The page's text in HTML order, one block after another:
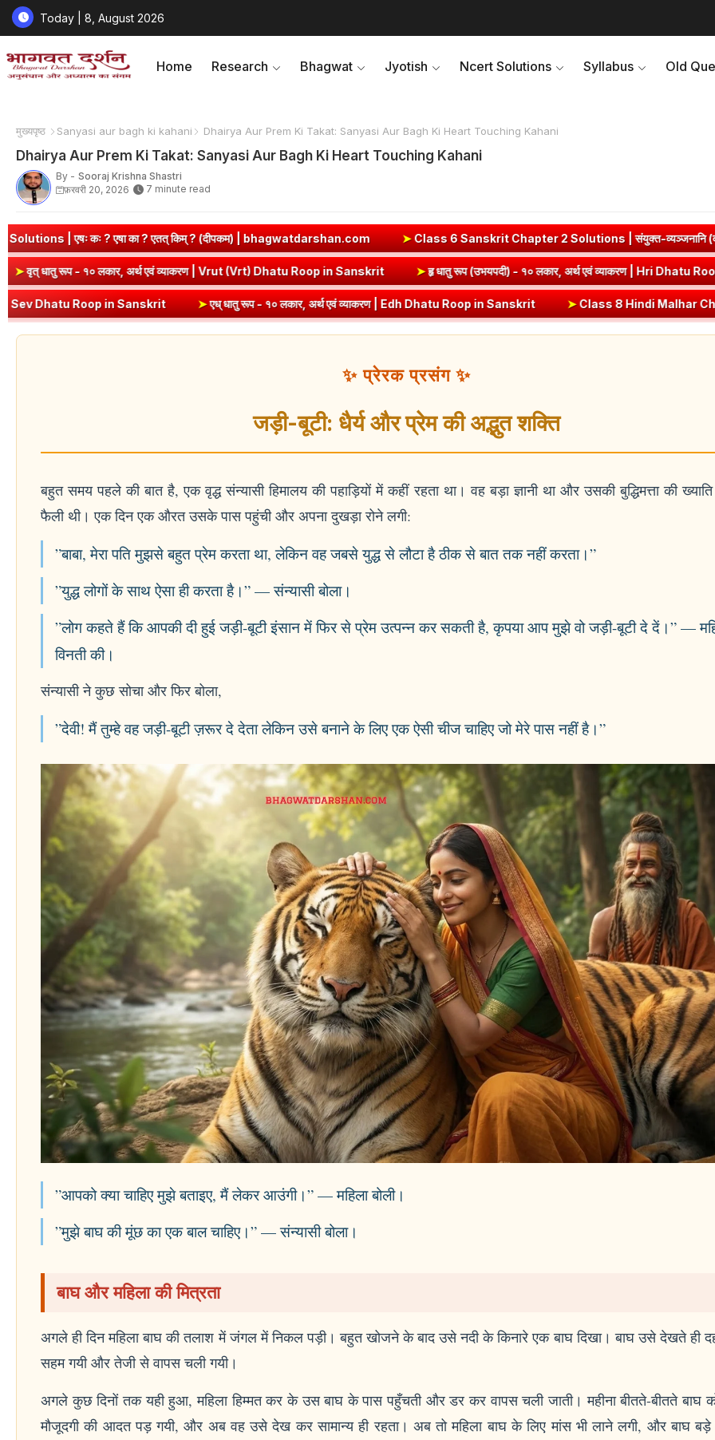
Today | 8, August 2026
Home Research Bhagwat Jyotish Ncert Solutions Syllabus Old
मुख्यपृष्ठ Sanyasi aur bagh ki kahani Dhairya Aur Prem Ki Takat: Sanyasi Aur Bagh Ki Heart Touching Kahani
Dhairya Aur Prem Ki Takat: Sanyasi Aur Bagh Ki Heart Touching Kahani
By - Sooraj Krishna Shastri
फ़रवरी 20, 2026
7 minute read
एतत् किम् ? (दीपकम) | bhagwatdarshan.com ➤Class 6 Sanskrit Chapter 2 Solutions | संयुक्त-व्यञ्जनानि (दीपकम) |
Roop in Sanskrit ➤वृत् धातु रूप - १० लकार, अर्थ एवं व्याकरण | Vrut (Vrt) Dhatu Roop in Sanskrit ➤हृ धातु रूप (उभयपदी) - १० लकार, अर्थ
Sanskrit ➤एध् धातु रूप - १० लकार, अर्थ एवं व्याकरण | Edh Dhatu Roop in Sanskrit ➤Class 8 Hindi Malhar Chapter 4 Haridwar | हरिद्वार
✨ प्रेरक प्रसंग ✨
जड़ी-बूटी: धैर्य और प्रेम की अद्भुत शक्ति
बहुत समय पहले की बात है, एक वृद्ध संन्यासी हिमालय की पहाड़ियों में कहीं रहता था। वह बड़ा ज्ञानी था और उसकी बुद्धिमत्ता की
फैली थी। एक दिन एक औरत उसके पास पहुंची और अपना दुखड़ा रोने लगी:
”बाबा, मेरा पति मुझसे बहुत प्रेम करता था, लेकिन वह जबसे युद्ध से लौटा है ठीक से बात तक नहीं करता।”
”युद्ध लोगों के साथ ऐसा ही करता है।” — संन्यासी बोला।
”लोग कहते हैं कि आपकी दी हुई जड़ी-बूटी इंसान में फिर से प्रेम उत्पन्न कर सकती है, कृपया आप मुझे वो जड़ी-बूटी दे दें।” —
विनती की।
संन्यासी ने कुछ सोचा और फिर बोला,
”देवी! मैं तुम्हे वह जड़ी-बूटी ज़रूर दे देता लेकिन उसे बनाने के लिए एक ऐसी चीज चाहिए जो मेरे पास नहीं है।”
”आपको क्या चाहिए मुझे बताइए, मैं लेकर आउंगी।” — महिला बोली।
”मुझे बाघ की मूंछ का एक बाल चाहिए।” — संन्यासी बोला।
बाघ और महिला की मित्रता
अगले ही दिन महिला बाघ की तलाश में जंगल में निकल पड़ी। बहुत खोजने के बाद उसे नदी के किनारे एक बाघ दिखा। बाघ उसे देखते ही
सहम गयी और तेजी से वापस चली गयी।
अगले कुछ दिनों तक यही हुआ, महिला हिम्मत कर के उस बाघ के पास पहुँचती और डर कर वापस चली जाती। महीना बीतते-बीतते बाघ
मौजूदगी की आदत पड़ गयी, और अब वह उसे देख कर सामान्य ही रहता। अब तो महिला बाघ के लिए मांस भी लाने लगी, और बाघ